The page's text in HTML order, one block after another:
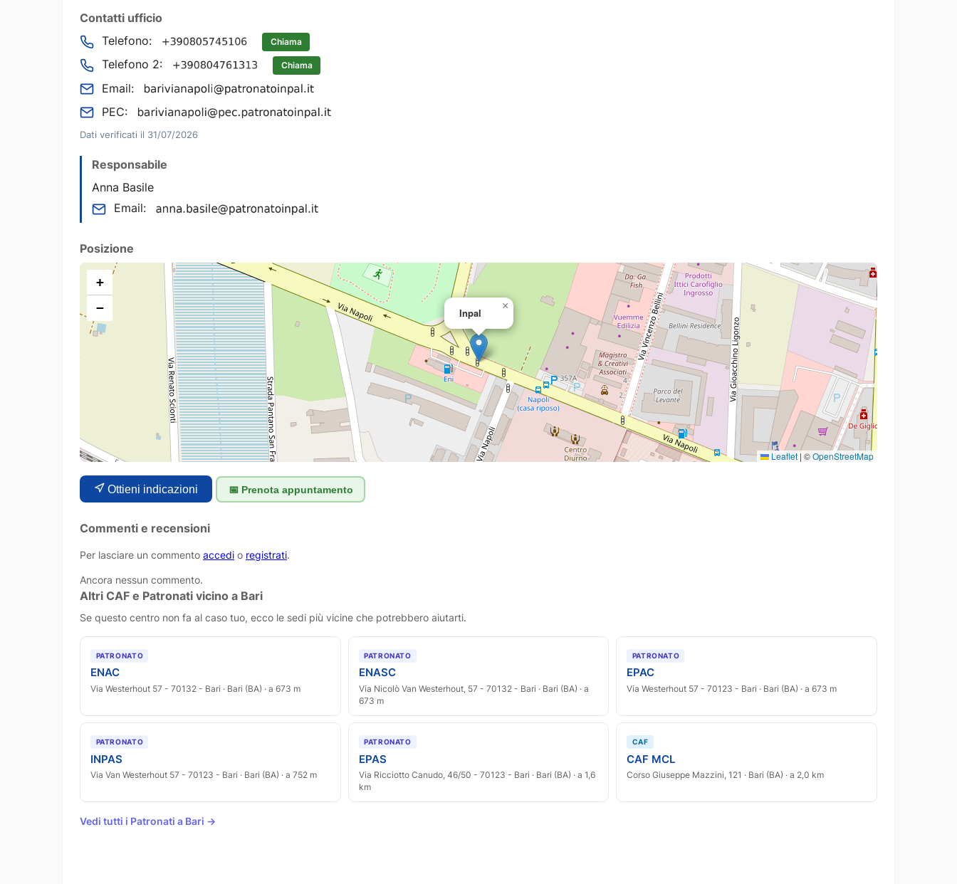
Contatti ufficio
Telefono:
Chiama
Telefono 2: Chiama
Email:
PEC:
Dati verificati il 31/07/2026
Responsabile
Anna Basile
Email:
Posizione
Inpal
×
+
−
Leaflet | ©OpenStreetMap
Ottieni indicazioni 📅 Prenota appuntamento
Commenti e recensioni
Per lasciare un commento accedi o registrati.
Ancora nessun commento.
Altri CAF e Patronati vicino a Bari
Se questo centro non fa al caso tuo, ecco le sedi più vicine che potrebbero aiutarti.
PATRONATO
ENAC
Via Westerhout 57 - 70132 - Bari · Bari (BA) · a 673 m
PATRONATO
ENASC
Via Nicolò Van Westerhout, 57 - 70132 - Bari · Bari (BA) · a
673 m
PATRONATO
EPAC
Via Westerhout 57 - 70123 - Bari · Bari (BA) · a 673 m
PATRONATO
INPAS
Via Van Westerhout 57 - 70123 - Bari · Bari (BA) · a 752 m
PATRONATO
EPAS
Via Ricciotto Canudo, 46/50 - 70123 - Bari · Bari (BA) · a 1,6
km
CAF
CAF MCL
Corso Giuseppe Mazzini, 121 · Bari (BA) · a 2,0 km
Vedi tutti i Patronati a Bari →